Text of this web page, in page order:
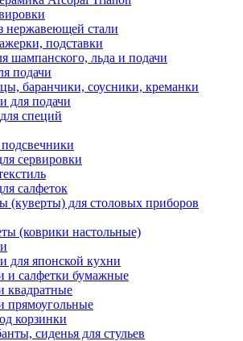
нержавеющей стали
подставки
шампанского, льда и подачи
подачи
баранчики, соусники, креманки
для подачи
специй
сервировки
салфеток
(куверты) для столовых приборов
(коврики настольные)
для японской кухни
и салфетки бумажные
квадратные
прямоугольные
корзинки
сиденья для стульев